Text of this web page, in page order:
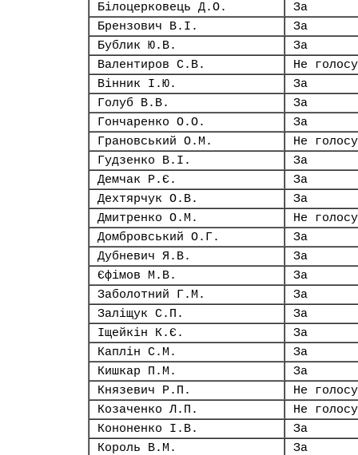
Білоцерковець Д.О.
За
Брензович В.І.
За
Бублик Ю.В.
За
Валентиров С.В.
Не
Вінник І.Ю.
За
Голуб В.В.
За
Гончаренко О.О.
За
Грановський О.М.
Не
Гудзенко В.І.
За
Демчак Р.Є.
За
Дехтярчук О.В.
За
Дмитренко О.М.
Не
Домбровський О.Г.
За
Дубневич Я.В.
За
Єфімов М.В.
За
Заболотний Г.М.
За
Заліщук С.П.
За
Іщейкін К.Є.
За
Каплін С.М.
За
Кишкар П.М.
За
Князевич Р.П.
Не
Козаченко Л.П.
Не
Кононенко І.В.
За
Король В.М.
За